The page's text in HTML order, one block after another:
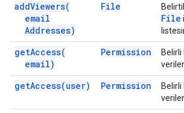
addViewers(
email
Addresses)
File
File
getAccess(
email)
Permission
Belirli
getAccess(user) Permission
Belirli